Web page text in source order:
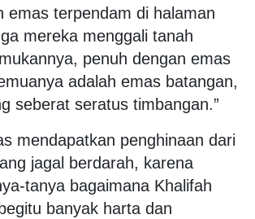
emas terpendam di halaman
mereka menggali tanah
penuh dengan emas
adalah emas batangan,
seberat seratus timbangan.”
mendapatkan penghinaan dari
jagal berdarah, karena
tanya bagaimana Khalifah
banyak harta dan